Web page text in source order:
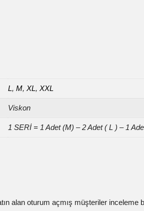
L, M, XL, XXL
Viskon
1 SERİ = 1 Adet (M) – 2 Adet ( L ) – 1
alan oturum açmış müşteriler inceleme